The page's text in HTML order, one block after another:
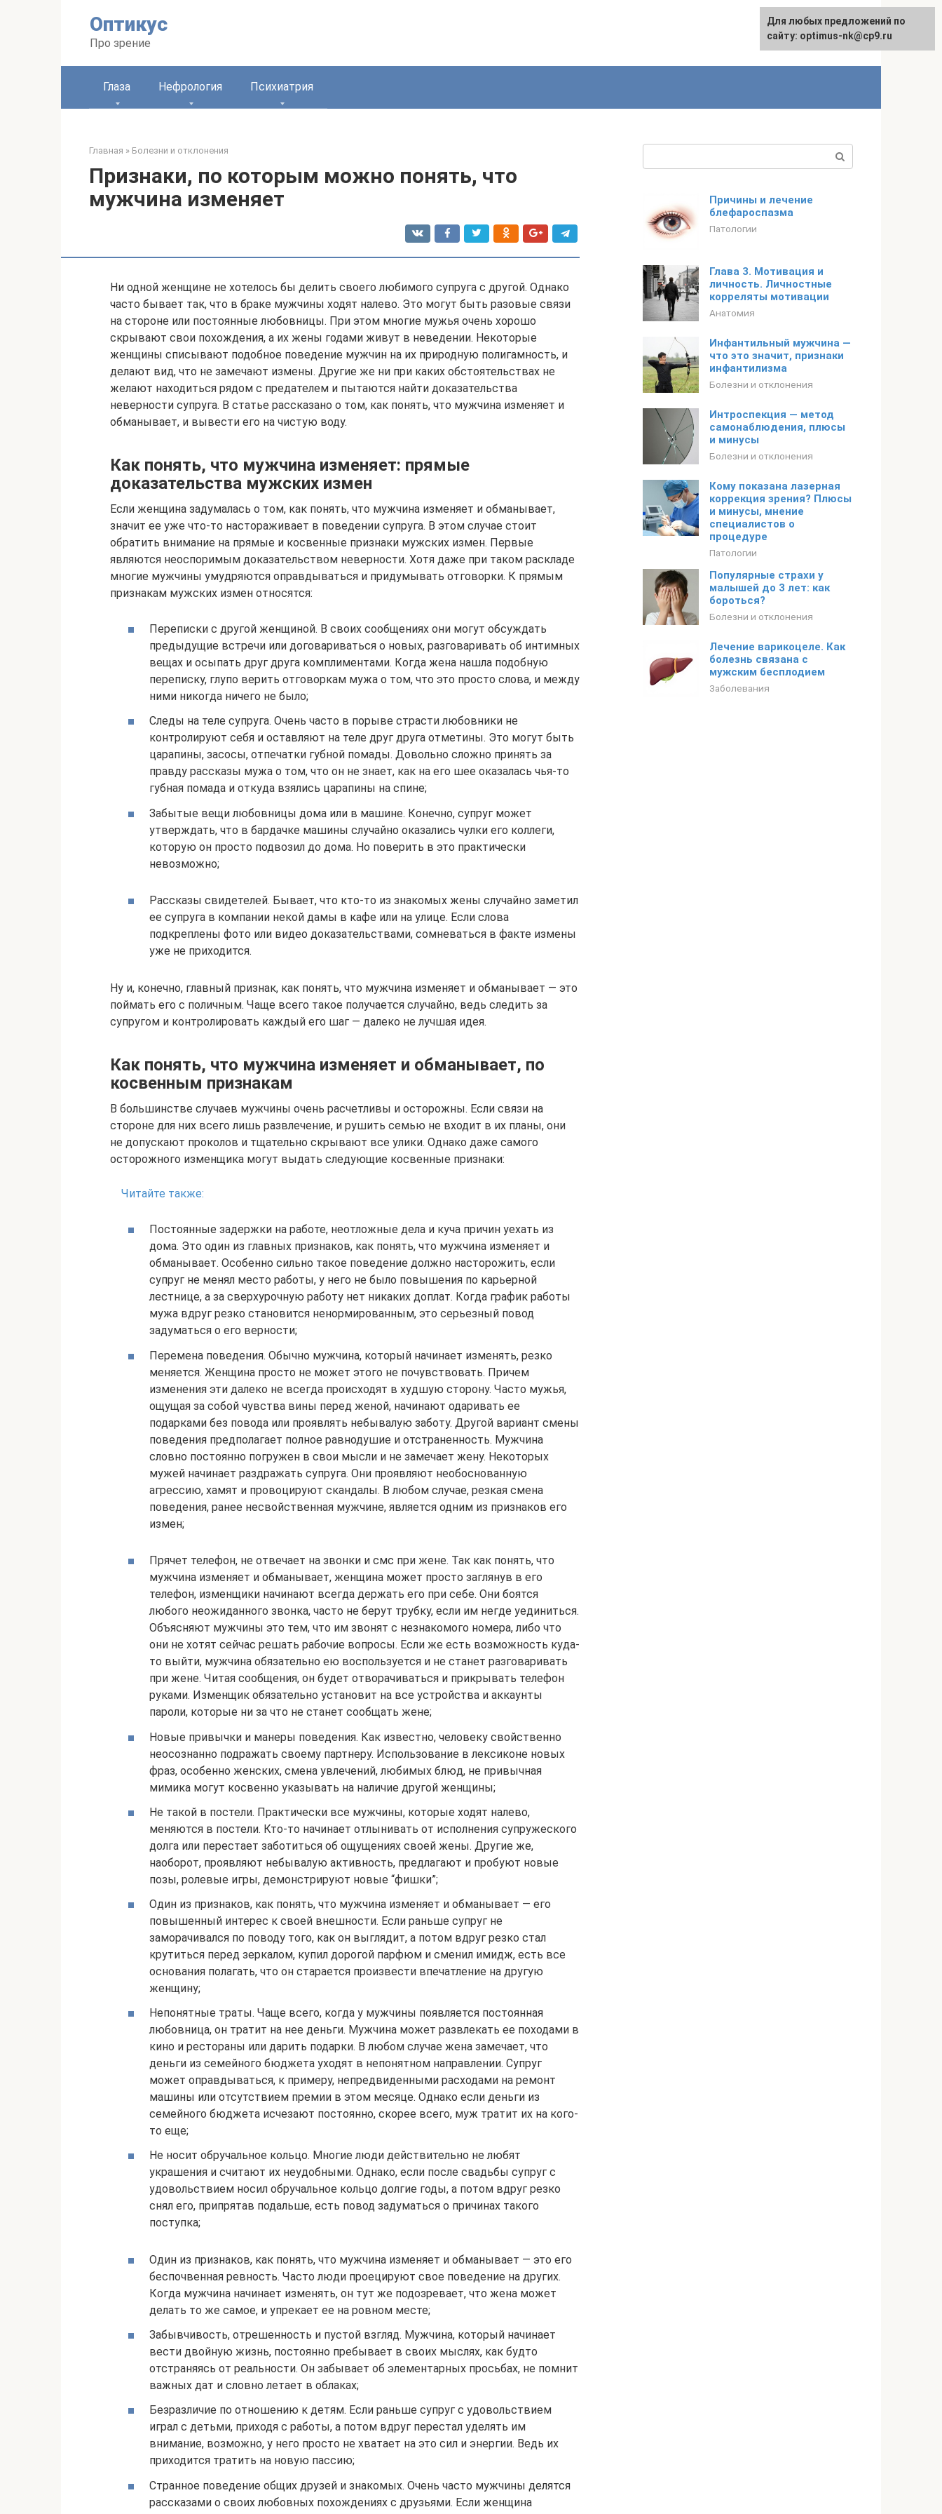
Оптикус
Про зрение
Русский
Глаза Нефрология Психиатрия
Главная » Болезни и отклонения
Признаки, по которым можно понять, что
мужчина изменяет
Ни одной женщине не хотелось бы делить своего любимого супруга с другой. Однако
часто бывает так, что в браке мужчины ходят налево. Это могут быть разовые связи
на стороне или постоянные любовницы. При этом многие мужья очень хорошо
скрывают свои похождения, а их жены годами живут в неведении. Некоторые
женщины списывают подобное поведение мужчин на их природную полигамность, и
делают вид, что не замечают измены. Другие же ни при каких обстоятельствах не
желают находиться рядом с предателем и пытаются найти доказательства
неверности супруга. В статье рассказано о том, как понять, что мужчина изменяет и
обманывает, и вывести его на чистую воду.
Как понять, что мужчина изменяет: прямые
доказательства мужских измен
Если женщина задумалась о том, как понять, что мужчина изменяет и обманывает,
значит ее уже что-то настораживает в поведении супруга. В этом случае стоит
обратить внимание на прямые и косвенные признаки мужских измен. Первые
являются неоспоримым доказательством неверности. Хотя даже при таком раскладе
многие мужчины умудряются оправдываться и придумывать отговорки. К прямым
признакам мужских измен относятся:
Переписки с другой женщиной. В своих сообщениях они могут обсуждать
предыдущие встречи или договариваться о новых, разговаривать об интимных
вещах и осыпать друг друга комплиментами. Когда жена нашла подобную
переписку, глупо верить отговоркам мужа о том, что это просто слова, и между
ними никогда ничего не было;
Следы на теле супруга. Очень часто в порыве страсти любовники не
контролируют себя и оставляют на теле друг друга отметины. Это могут быть
царапины, засосы, отпечатки губной помады. Довольно сложно принять за
правду рассказы мужа о том, что он не знает, как на его шее оказалась чья-то
губная помада и откуда взялись царапины на спине;
Забытые вещи любовницы дома или в машине. Конечно, супруг может
утверждать, что в бардачке машины случайно оказались чулки его коллеги,
которую он просто подвозил до дома. Но поверить в это практически
невозможно;
Рассказы свидетелей. Бывает, что кто-то из знакомых жены случайно заметил
ее супруга в компании некой дамы в кафе или на улице. Если слова
подкреплены фото или видео доказательствами, сомневаться в факте измены
уже не приходится.
Ну и, конечно, главный признак, как понять, что мужчина изменяет и обманывает — это
поймать его с поличным. Чаще всего такое получается случайно, ведь следить за
супругом и контролировать каждый его шаг — далеко не лучшая идея.
Как понять, что мужчина изменяет и обманывает, по
косвенным признакам
В большинстве случаев мужчины очень расчетливы и осторожны. Если связи на
стороне для них всего лишь развлечение, и рушить семью не входит в их планы, они
не допускают проколов и тщательно скрывают все улики. Однако даже самого
осторожного изменщика могут выдать следующие косвенные признаки:
Читайте также:
Постоянные задержки на работе, неотложные дела и куча причин уехать из
дома. Это один из главных признаков, как понять, что мужчина изменяет и
обманывает. Особенно сильно такое поведение должно насторожить, если
супруг не менял место работы, у него не было повышения по карьерной
лестнице, а за сверхурочную работу нет никаких доплат. Когда график работы
мужа вдруг резко становится ненормированным, это серьезный повод
задуматься о его верности;
Перемена поведения. Обычно мужчина, который начинает изменять, резко
меняется. Женщина просто не может этого не почувствовать. Причем
изменения эти далеко не всегда происходят в худшую сторону. Часто мужья,
ощущая за собой чувства вины перед женой, начинают одаривать ее
подарками без повода или проявлять небывалую заботу. Другой вариант смены
поведения предполагает полное равнодушие и отстраненность. Мужчина
словно постоянно погружен в свои мысли и не замечает жену. Некоторых
мужей начинает раздражать супруга. Они проявляют необоснованную
агрессию, хамят и провоцируют скандалы. В любом случае, резкая смена
поведения, ранее несвойственная мужчине, является одним из признаков его
измен;
Прячет телефон, не отвечает на звонки и смс при жене. Так как понять, что
мужчина изменяет и обманывает, женщина может просто заглянув в его
телефон, изменщики начинают всегда держать его при себе. Они боятся
любого неожиданного звонка, часто не берут трубку, если им негде уединиться.
Объясняют мужчины это тем, что им звонят с незнакомого номера, либо что
они не хотят сейчас решать рабочие вопросы. Если же есть возможность куда-
то выйти, мужчина обязательно ею воспользуется и не станет разговаривать
при жене. Читая сообщения, он будет отворачиваться и прикрывать телефон
руками. Изменщик обязательно установит на все устройства и аккаунты
пароли, которые ни за что не станет сообщать жене;
Новые привычки и манеры поведения. Как известно, человеку свойственно
неосознанно подражать своему партнеру. Использование в лексиконе новых
фраз, особенно женских, смена увлечений, любимых блюд, не привычная
мимика могут косвенно указывать на наличие другой женщины;
Не такой в постели. Практически все мужчины, которые ходят налево,
меняются в постели. Кто-то начинает отлынивать от исполнения супружеского
долга или перестает заботиться об ощущениях своей жены. Другие же,
наоборот, проявляют небывалую активность, предлагают и пробуют новые
позы, ролевые игры, демонстрируют новые “фишки”;
Один из признаков, как понять, что мужчина изменяет и обманывает — его
повышенный интерес к своей внешности. Если раньше супруг не
заморачивался по поводу того, как он выглядит, а потом вдруг резко стал
крутиться перед зеркалом, купил дорогой парфюм и сменил имидж, есть все
основания полагать, что он старается произвести впечатление на другую
женщину;
Непонятные траты. Чаще всего, когда у мужчины появляется постоянная
любовница, он тратит на нее деньги. Мужчина может развлекать ее походами в
кино и рестораны или дарить подарки. В любом случае жена замечает, что
деньги из семейного бюджета уходят в непонятном направлении. Супруг
может оправдываться, к примеру, непредвиденными расходами на ремонт
машины или отсутствием премии в этом месяце. Однако если деньги из
семейного бюджета исчезают постоянно, скорее всего, муж тратит их на кого-
то еще;
Не носит обручальное кольцо. Многие люди действительно не любят
украшения и считают их неудобными. Однако, если после свадьбы супруг с
удовольствием носил обручальное кольцо долгие годы, а потом вдруг резко
снял его, припрятав подальше, есть повод задуматься о причинах такого
поступка;
Один из признаков, как понять, что мужчина изменяет и обманывает — это его
беспочвенная ревность. Часто люди проецируют свое поведение на других.
Когда мужчина начинает изменять, он тут же подозревает, что жена может
делать то же самое, и упрекает ее на ровном месте;
Забывчивость, отрешенность и пустой взгляд. Мужчина, который начинает
вести двойную жизнь, постоянно пребывает в своих мыслях, как будто
отстраняясь от реальности. Он забывает об элементарных просьбах, не помнит
важных дат и словно летает в облаках;
Безразличие по отношению к детям. Если раньше супруг с удовольствием
играл с детьми, приходя с работы, а потом вдруг перестал уделять им
внимание, возможно, у него просто не хватает на это сил и энергии. Ведь их
приходится тратить на новую пассию;
Странное поведение общих друзей и знакомых. Очень часто мужчины делятся
рассказами о своих любовных похождениях с друзьями. Если женщина
Причины и лечение
блефароспазма
Патологии
Глава 3. Мотивация и
личность. Личностные
корреляты мотивации
Анатомия
Инфантильный мужчина —
что это значит, признаки
инфантилизма
Болезни и отклонения
Интроспекция — метод
самонаблюдения, плюсы
и минусы
Болезни и отклонения
Кому показана лазерная
коррекция зрения? Плюсы
и минусы, мнение
специалистов о
процедуре
Патологии
Популярные страхи у
малышей до 3 лет: как
бороться?
Болезни и отклонения
Лечение варикоцеле. Как
болезнь связана с
мужским бесплодием
Заболевания
Для любых предложений по
сайту: [email protected]
Для любых предложений по
сайту: optimus-nk@cp9.ru